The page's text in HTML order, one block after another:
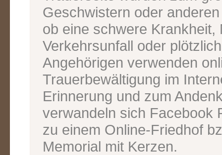
Geschwistern oder
ob eine schwere Krankheit,
Verkehrsunfall oder
Angehörigen verwenden
Trauerbewältigung im
Erinnerung und zum
verwandeln sich Facebook
zu einem Online-Friedhof
Memorial mit Kerzen.